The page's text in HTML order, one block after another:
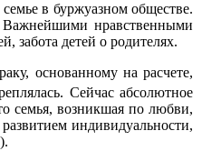
в буржуазном обществе.
Важнейшими нравственными
забота детей о родителях.
основанному на расчете,
Сейчас абсолютное
семья, возникшая по любви,
индивидуальности,